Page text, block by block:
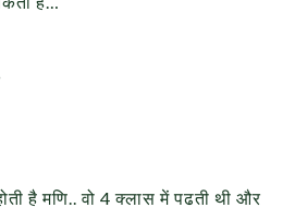
है मणि.. वो 4 क्लास में पढती थी और